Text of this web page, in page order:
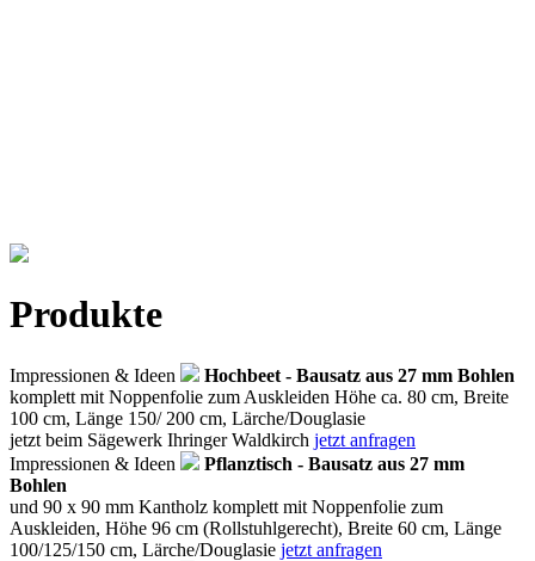
Produkte
Impressionen & Ideen
Hochbeet - Bausatz aus 27 mm Bohlen
komplett mit Noppenfolie zum Auskleiden Höhe ca. 80 cm, Breite
100 cm, Länge 150/ 200 cm, Lärche/Douglasie
jetzt beim Sägewerk Ihringer Waldkirch jetzt anfragen
Impressionen & Ideen
Pflanztisch - Bausatz aus 27 mm
Bohlen
und 90 x 90 mm Kantholz komplett mit Noppenfolie zum
Auskleiden, Höhe 96 cm (Rollstuhlgerecht), Breite 60 cm, Länge
100/125/150 cm, Lärche/Douglasie jetzt anfragen